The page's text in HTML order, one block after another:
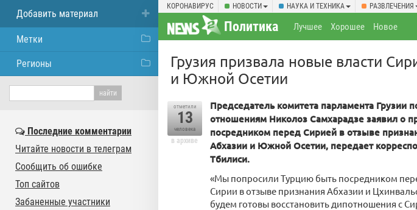
КОРОНАВИРУС НОВОСТИ НАУКА И ТЕХНИКА РАЗВЛЕЧЕНИЯ
Политика Лучшее Хорошее Новое
Грузия призвала новые власти
и Южной Осетии
отметили
13
человека
в архиве
Председатель комитета парламента
отношениям Николоз Самхарадзе заявил о
посредником перед Сирией в отзыве
Абхазии и Южной Осетии, передает
Тбилиси.
«Мы попросили Турцию быть посредником
Сирии в отзыве признания Абхазии и
будем готовы восстановить дипотношения с
Добавить материал
Метки
Регионы
Последние комментарии
Читайте новости в телеграм
Сообщить об ошибке
Топ сайтов
Забаненные участники